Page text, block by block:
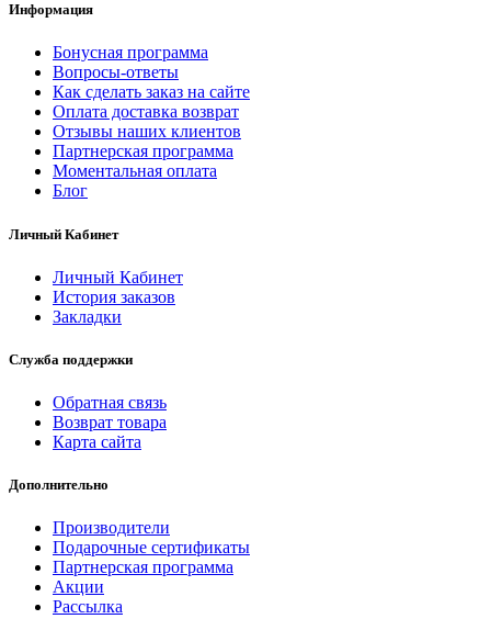
Информация
Бонусная программа
Вопросы-ответы
Как сделать заказ на сайте
Оплата доставка возврат
Отзывы наших клиентов
Партнерская программа
Моментальная оплата
Блог
Личный Кабинет
Личный Кабинет
История заказов
Закладки
Служба поддержки
Обратная связь
Возврат товара
Карта сайта
Дополнительно
Производители
Подарочные сертификаты
Партнерская программа
Акции
Рассылка